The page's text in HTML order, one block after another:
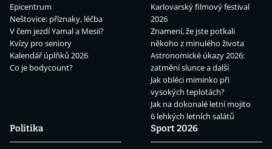
Epicentrum
Neštovice: příznaky, léčba
V čem jezdí Yamal a Mesii?
Kvízy pro seniory
Kalendář úplňků 2026
Co je bodycount?
Karlovarský filmový festival
2026
Znamení, že jste potkali
někoho z minulého života
Astronomické úkazy 2026:
zatmění slunce a další
Jak obléci miminko při
vysokých teplotách?
Jak na dokonalé letní mojito
6 lehkých letních salátů
Politika
Sport 2026